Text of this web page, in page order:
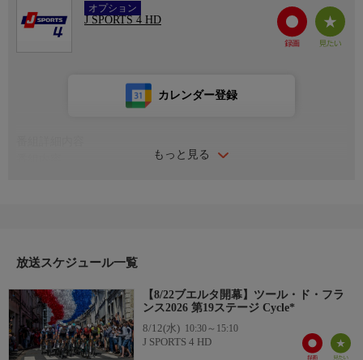
オプション
Ch.408
J SPORTS 4 HD
もっと見る
カレンダー登録
選手たち。その全てが世界最高峰！
【ツール・ド・フランス中継HP】
https://www.jsports.co.jp/cycle/tour/
放送スケジュール一覧
【8/22ブエルタ開幕】ツール・ド・フラ
ンス2026 第19ステージ Cycle*
8/12(水) 10:30～15:10
J SPORTS 4 HD